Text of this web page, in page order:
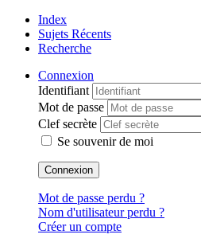
Index
Sujets Récents
Recherche
Connexion
Identifiant
Mot de passe
Clef secrète
Se souvenir de moi
Connexion
Mot de passe perdu ?
Nom d'utilisateur perdu ?
Créer un compte